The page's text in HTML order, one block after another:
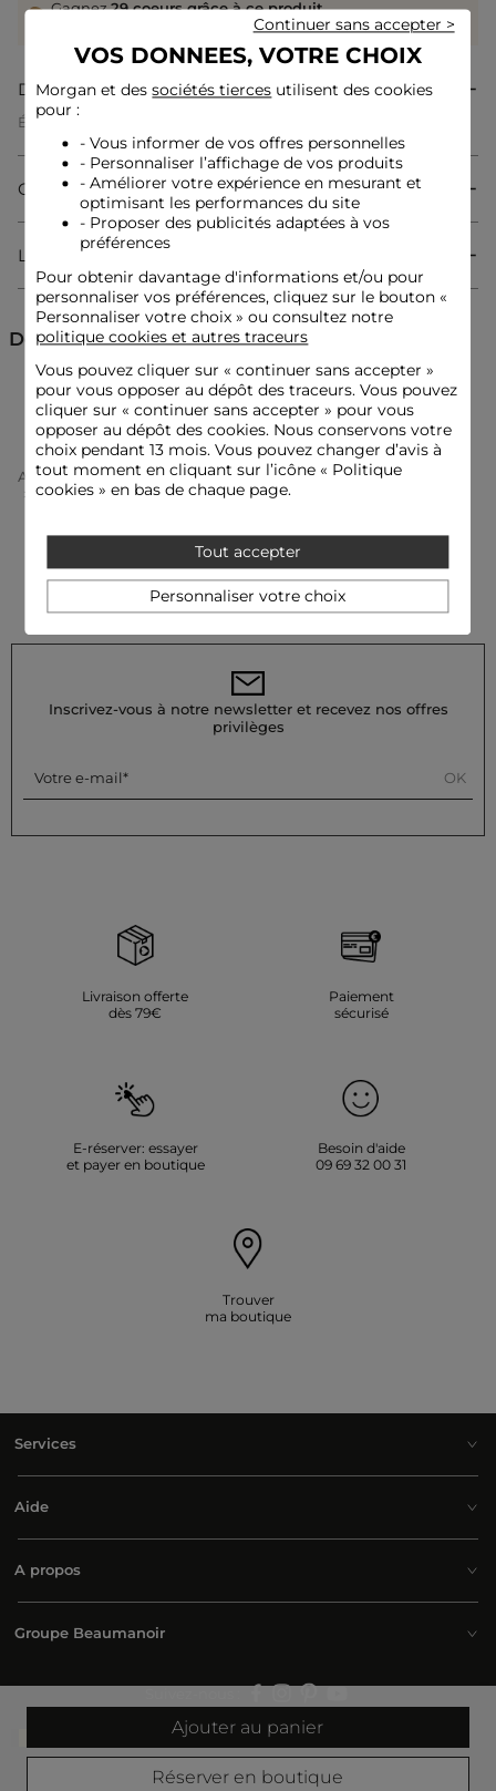
Ajouter au panier
Réserver en boutique
Gagnez29 coeurs grâce à ce produit
Connectez-vous ou inscrivez-vous
Description
Écharpe avec strass
Fine maille
Tricotage en côte
Détails strass
Référence : 32536300960050100 232-5CLYDE2
Catégorie :Echarpes femme
Couleur :
Echarpes femme noir
Composition & Entretien
Livraison & Retour
Découvrez aussi
Echarpes
Accueil Accessoires Femme
Echarpes Femme
Écharpe Avec Strass Noir Femme
Inscrivez-vous à notre newsletter et recevez nos offres
privilèges
Votre e-mail OK
Livraison offerte
dès 79€
Paiement
sécurisé
E-réserver: essayer
et payer en boutique
Besoin d'aide
09 69 32 00 31
Trouver
ma boutique
Services
Aide
A propos
Groupe Beaumanoir
VOS DONNEES, VOTRE CHOIX
Morgan et dessociétés tierces utilisent des cookies
pour :
- Vous informer de vos offres personnelles
- Personnaliser l’affichage de vos produits
- Améliorer votre expérience en mesurant et
optimisant les performances du site
- Proposer des publicités adaptées à vos
préférences
Pour obtenir davantage d'informations et/ou pour
personnaliser vos préférences, cliquez sur le bouton «
Personnaliser votre choix » ou consultez notre
politique cookies et autres traceurs
Vous pouvez cliquer sur « continuer sans accepter»
pour vous opposer au dépôt des traceurs. Vous pouvez
cliquer sur « continuer sans accepter » pour vous
opposer au dépôt des cookies. Nous conservons votre
choix pendant 13 mois. Vous pouvez changer d’avis à
tout moment en cliquant sur l’icône « Politique
cookies » en bas de chaque page.
Tout accepter
Continuer sans accepter >
Personnaliser votre choix